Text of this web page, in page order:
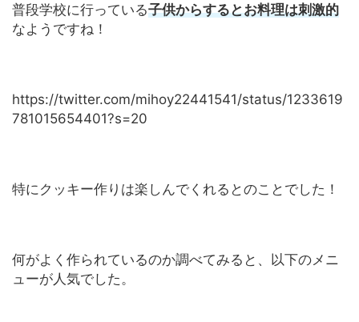
普段学校に行っている子供からするとお料理は刺激的
なようですね！
https://twitter.com/mihoy22441541/status/1233619
781015654401?s=20
特にクッキー作りは楽しんでくれるとのことでした！
何がよく作られているのか調べてみると、以下のメニ
ューが人気でした。